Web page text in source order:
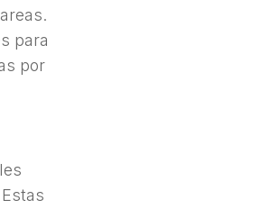
para
por